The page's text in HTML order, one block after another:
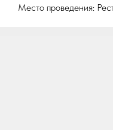
Место проведения: